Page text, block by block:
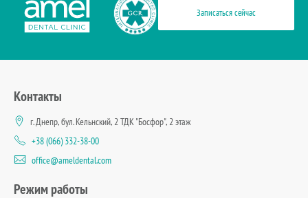
Записаться сейчас
Контакты
г. Днепр, бул. Кельнский, 2 ТДК "Босфор", 2 этаж
+38 (066) 332-38-00
office@ameldental.com
Режим работы